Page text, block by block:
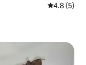
レビュー5
4.8 (5)